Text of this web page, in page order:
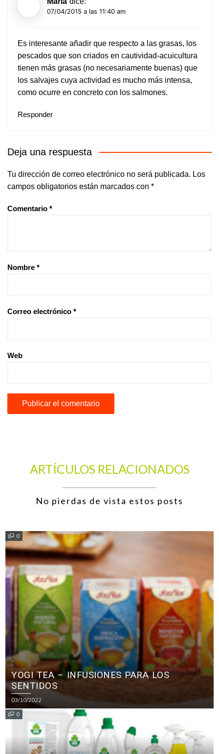
07/04/2015 a las 11:40 am
Es interesante añadir que respecto a las grasas, los
pescados que son criados en cautividad-acuicultura
tienen más grasas (no necesariamente buenas) que
los salvajes cuya actividad es mucho más intensa,
como ocurre en concreto con los salmones.
Responder
Deja una respuesta
Tu dirección de correo electrónico no será publicada. Los
campos obligatorios están marcados con *
Comentario *
Nombre *
Correo electrónico *
Web
ARTÍCULOS RELACIONADOS
No pierdas de vista estos posts
0
YOGI TEA – INFUSIONES PARA LOS
SENTIDOS
03/10/2022
0